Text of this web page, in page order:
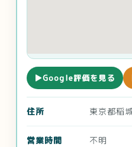
▶Google評価を見る
住所 東京都稲
営業時間 不明